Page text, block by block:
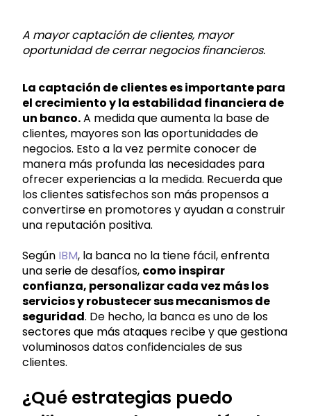
A mayor captación de clientes, mayor
oportunidad de cerrar negocios financieros.
La captación de clientes es importante para
el crecimiento y la estabilidad financiera de
un banco.A medida que aumenta la base de
clientes, mayores son las oportunidades de
negocios. Esto a la vez permite conocer de
manera más profunda las necesidades para
ofrecer experiencias a la medida. Recuerda que
los clientes satisfechos son más propensos a
convertirse en promotores y ayudan a construir
una reputación positiva.
Según IBM, la banca no la tiene fácil, enfrenta
una serie de desafíos, como inspirar
confianza, personalizar cada vez más los
servicios y robustecer sus mecanismos de
seguridad. De hecho, la banca es uno de los
sectores que más ataques recibe y que gestiona
voluminosos datos confidenciales de sus
clientes.
¿Qué estrategias puedo